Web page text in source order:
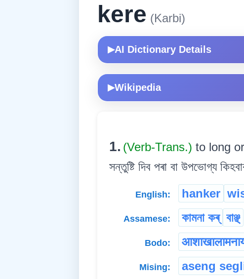
kere (Karbi)
▶AI Dictionary Details
▶Wikipedia
1. (Verb-Trans.) to long
সন্তুষ্টি দিব পৰা বা উপভোগ্য
English: hanker
Assamese: কামনা কৰ্ বাঞ্ছ্
Bodo:
Mising: aseng